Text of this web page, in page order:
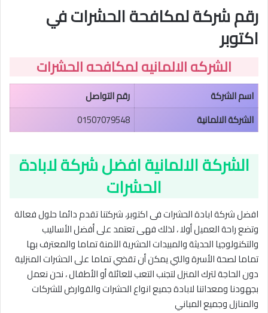
رقم شركة لمكافحة الحشرات في
اكتوبر
الشركه الالمانيه لمكافحه الحشرات
اسم الشركة
رقم التواصل
الشركة الالمانية
01507079548
الشركة الالمانيةافضل شركة لابادة
الحشرات
افضل شركة ابادة الحشرات فى اكتوبر، شركتنا تقدم دائما حلول فعالة
وتضع راحة العميل أولا ، لذلك فهى تعتمد على أفضل الأساليب
والتكنولوجيا الحديثة والمبيدات الحشرية الآمنة تماما والمعترف بها
تماما لصحة الأسرة والتي يمكن أن تقضي تماما على الحشرات المنزلية
دون الحاجة لترك المنزل لتجنب التعب للعائلة أو الأطفال ، نحن نعمل
بجهودنا ومعداتنا لابادة جميع انواع الحشرات والقوارض للشركات
والمنازل وجميع المباني